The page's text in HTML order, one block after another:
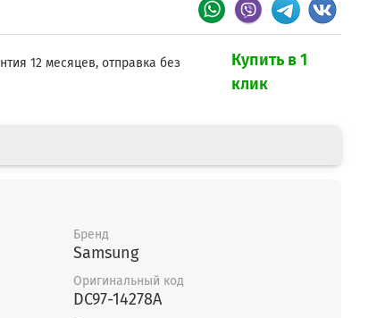
12 месяцев, отправка без
Купить в 1
клик
Бренд
Samsung
Оригинальный код
DC97-14278A